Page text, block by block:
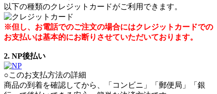
以下の種類のクレジットカードがご利用できます。
※但し、お電話でのご注文の場合にはクレジットカードでの
お支払いは基本的にお断りさせていただいております。
2. NP後払い
○このお支払方法の詳細
商品の到着を確認してから、「コンビニ」「郵便局」「銀